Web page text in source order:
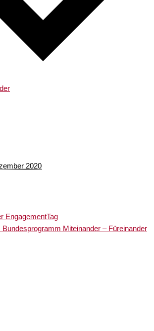
2020
EngagementTag
Bundesprogramm Miteinander – Füreinander